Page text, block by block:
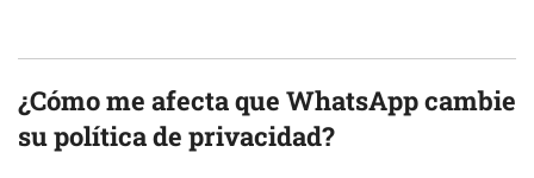
¿Cómo me afecta que WhatsAppcambie
su política de privacidad?